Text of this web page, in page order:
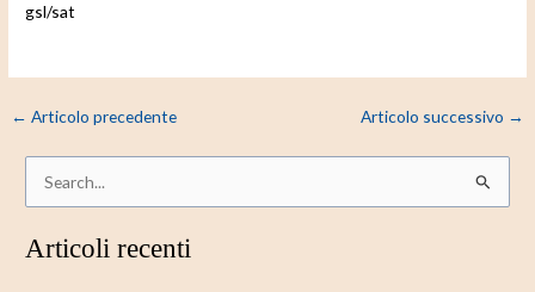
gsl/sat
← Articolo precedente Articolo successivo →
rArticoli recenti